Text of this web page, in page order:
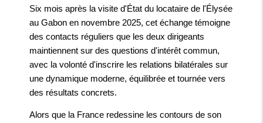
Six mois après la visite d'État du locataire de l'Élysée
au Gabon en novembre 2025, cet échange témoigne
des contacts réguliers que les deux dirigeants
maintiennent sur des questions d'intérêt commun,
avec la volonté d'inscrire les relations bilatérales sur
une dynamique moderne, équilibrée et tournée vers
des résultats concrets.
Alors que la France redessine les contours de son